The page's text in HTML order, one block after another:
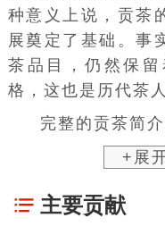
种意义上说，贡茶
展奠定了基础。事
茶品目，仍然保
格，这也是历代茶
完整的贡茶简
+展
主要贡献